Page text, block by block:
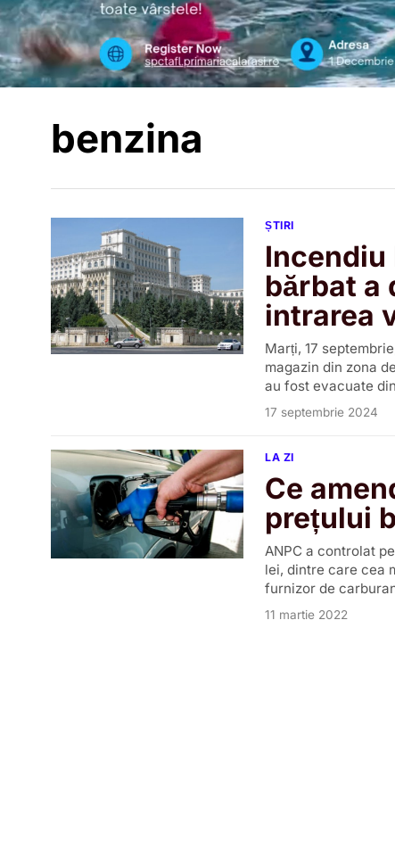
benzina
ȘTIRI
Incendiu
bărbat a
intrarea
Marți, 17
magazin din zona
au fost evacuate
17 septembrie 2024
LA ZI
Ce
prețului
ANPC a controlat
lei, dintre care cea
furnizor de
11 martie 2022